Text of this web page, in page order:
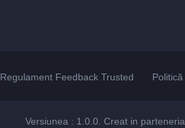
Regulament Feedback Trusted
Versiunea : 1.0.0. Creat in